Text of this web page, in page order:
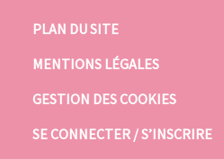
PLAN DU SITE
MENTIONS LÉGALES
GESTION DES COOKIES
SE CONNECTER / S’INSCRIRE